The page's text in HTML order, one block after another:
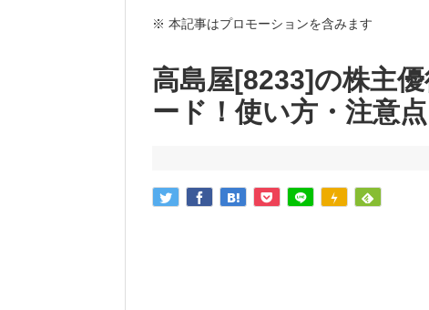
※ 本記事はプロモーションを含みます
高島屋[8233]の株主
ード！使い方・注意